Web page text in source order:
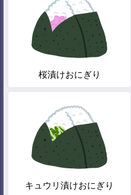
桜漬けおにぎり
キュウリ漬けおにぎり